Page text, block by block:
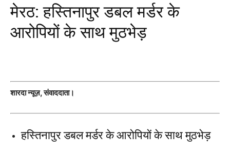
मेरठ: हस्तिनापुर डबल मर्डर के
आरोपियों के साथ मुठभेड़
शारदा न्यूज़, संवाददाता।
हस्तिनापुर डबल मर्डर के आरोपियों के साथ मुठभेड़